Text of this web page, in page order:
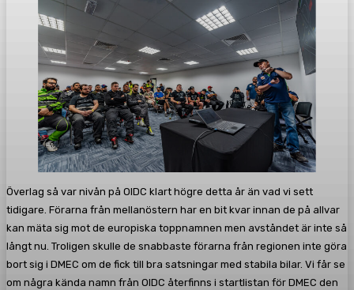
Överlag så var nivån på OIDC klart högre detta år än vad vi sett
tidigare. Förarna från mellanöstern har en bit kvar innan de på allvar
kan mäta sig mot de europiska toppnamnen men avståndet är inte så
långt nu. Troligen skulle de snabbaste förarna från regionen inte göra
bort sig i DMEC om de fick till bra satsningar med stabila bilar. Vi får se
om några kända namn från OIDC återfinns i startlistan för DMEC den